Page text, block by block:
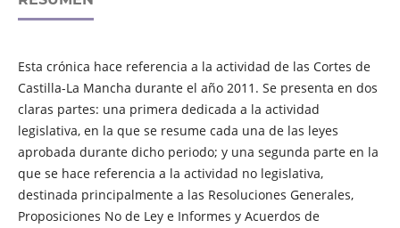
Esta crónica hace referencia a la actividad de las Cortes de
Castilla-La Mancha durante el año 2011. Se presenta en dos
claras partes: una primera dedicada a la actividad
legislativa, en la que se resume cada una de las leyes
aprobada durante dicho periodo; y una segunda parte en la
que se hace referencia a la actividad no legislativa,
destinada principalmente a las Resoluciones Generales,
Proposiciones No de Ley e Informes y Acuerdos de